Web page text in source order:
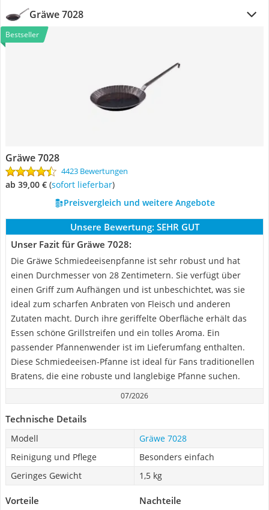
Gräwe 7028
Bestseller
Gräwe 7028
4423 Bewertungen
ab 39,00 € ( Sofort lieferbar)
Preisvergleich und weitere Angebote
Unsere Bewertung: SEHR GUT
Unser Fazit für Gräwe 7028:
Die Gräwe Schmiedeeisenpfanne ist sehr robust und hat
einen Durchmesser von 28 Zentimetern. Sie verfügt über
einen Griff zum Aufhängen und ist unbeschichtet, was sie
ideal zum scharfen Anbraten von Fleisch und anderen
Zutaten macht. Durch ihre geriffelte Oberfläche erhält das
Essen schöne Grillstreifen und ein tolles Aroma. Ein
passender Pfannenwender ist im Lieferumfang enthalten.
Diese Schmiedeeisen-Pfanne ist ideal für Fans traditionellen
Bratens, die eine robuste und langlebige Pfanne suchen.
07/2026
Technische Details
Modell
Gräwe 7028
Reinigung und Pflege
Besonders einfach
Geringes Gewicht
1,5 kg
Vorteile Nachteile